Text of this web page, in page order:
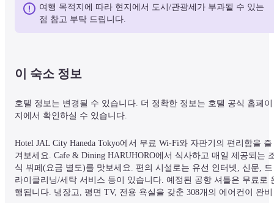
여행 목적지에 따라 현지에서 도시/관광세가 부과될 수 있는
점 참고 부탁 드립니다.
이 숙소 정보
호텔 정보는 변경될 수 있습니다. 더 정확한 정보는 호텔 공식 홈페이
지에서 확인하실 수 있습니다.
Hotel JAL City Haneda Tokyo에서 무료 Wi-Fi와 자판기의 편리함을 즐
겨보세요. Cafe & Dining HARUHORO에서 식사하고 매일 제공되는
식 뷔페(요금 별도)를 맛보세요. 편의 시설로는 유선 인터넷, 신문, 드
라이클리닝/세탁 서비스 등이 있습니다. 예정된 공항 셔틀은 무료로
행됩니다. 냉장고, 평면 TV, 전용 욕실을 갖춘 308개의 에어컨이 완비